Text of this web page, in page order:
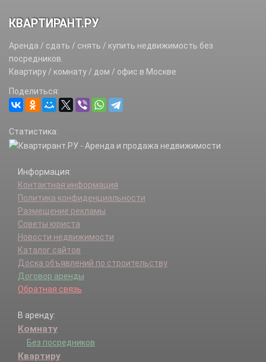
КВАРТИРАНТ.РУ
Аренда / сдать / снять / купить недвижимость без
посредников.
Квартиру / комнату / дом / офис в Москве
Поделиться:
Статистика:
Информация:
Контактная информация
Политика конфиденциальности
Размещение рекламы
Советы юриста
Новости недвижимости
Каталог сайтов
Доска объявлений по строительству
Договор аренды
Обратная связь
В аренду:
Комнату
Без посредников
Квартиру